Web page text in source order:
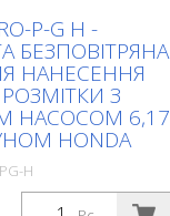
P-G H -
БЕЗПОВІТРЯНА
НАНЕСЕННЯ
З
НАСОСОМ 6,17
HONDA
H